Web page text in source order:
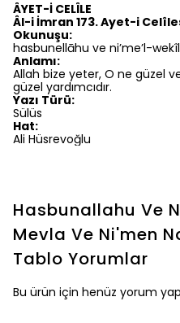
ÂYET-İ CELÎLE
Âl-i İmran 173. Ayet-i
Okunuşu:
hasbunellāhu ve ni’me’l-
Anlamı:
Allah bize yeter, O ne güzel
güzel yardımcıdır.
Yazı Türü:
Sülüs
Hat:
Ali Hüsrevoğlu
Hasbunallahu Ve
Mevla Ve Ni'men
Tablo Yorumlar
Bu ürün için henüz yorum